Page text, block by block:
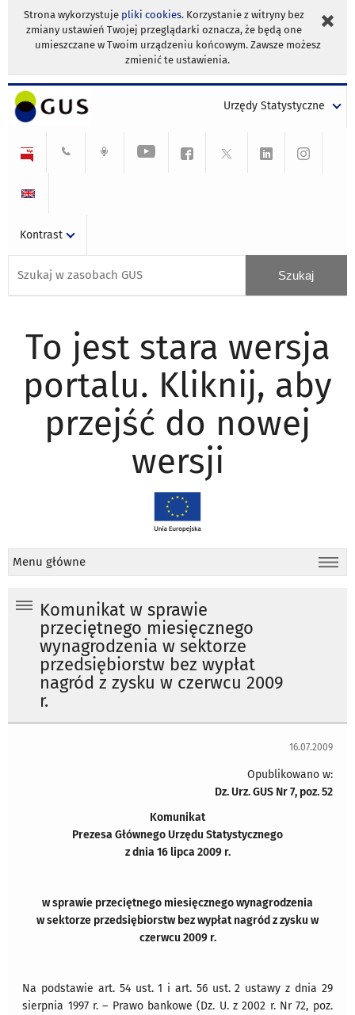
Strona wykorzystuje pliki cookies. Korzystanie z witryny bez
zmiany ustawień Twojej przeglądarki oznacza, że będą one
umieszczane w Twoim urządzeniu końcowym. Zawsze możesz
zmienić te ustawienia.
Urzędy Statystyczne
Kontrast
To jest stara wersja
portalu. Kliknij, aby
przejść do nowej
wersji
Menu główne
Komunikat w sprawie
przeciętnego miesięcznego
wynagrodzenia w sektorze
przedsiębiorstw bez wypłat
nagród z zysku w czerwcu 2009
r.
16.07.2009
Opublikowano w:
Dz. Urz. GUS Nr 7, poz. 52
Komunikat
Prezesa Głównego Urzędu Statystycznego
z dnia 16 lipca 2009 r.
w sprawie przeciętnego miesięcznego wynagrodzenia
w sektorze przedsiębiorstw bez wypłat nagród z zysku w
czerwcu 2009 r.
Na podstawie art. 54 ust. 1 i art. 56 ust. 2 ustawy z dnia 29
sierpnia 1997 r. – Prawo bankowe (Dz. U. z 2002 r. Nr 72, poz.